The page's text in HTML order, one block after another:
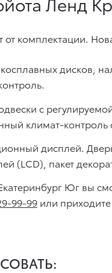
комплектации.
дисков,
с
климат-
дисплей.
(LСD), пакет
Юг вы
99-99 или